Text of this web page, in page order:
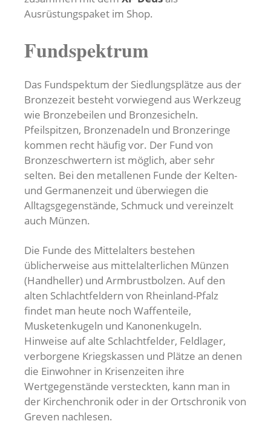
Ausrüstungspaket im Shop.
Fundspektrum
Das Fundspektum der Siedlungsplätze aus der
Bronzezeit besteht vorwiegend aus Werkzeug
wie Bronzebeilen und Bronzesicheln.
Pfeilspitzen, Bronzenadeln und Bronzeringe
kommen recht häufig vor. Der Fund von
Bronzeschwertern ist möglich, aber sehr
selten. Bei den metallenen Funde der Kelten-
und Germanenzeit und überwiegen die
Alltagsgegenstände, Schmuck und vereinzelt
auch Münzen.
Die Funde des Mittelalters bestehen
üblicherweise aus mittelalterlichen Münzen
(Handheller) und Armbrustbolzen. Auf den
alten Schlachtfeldern von Rheinland-Pfalz
findet man heute noch Waffenteile,
Musketenkugeln und Kanonenkugeln.
Hinweise auf alte Schlachtfelder, Feldlager,
verborgene Kriegskassen und Plätze an denen
die Einwohner in Krisenzeiten ihre
Wertgegenstände versteckten, kann man in
der Kirchenchronik oder in der Ortschronik von
Greven nachlesen.